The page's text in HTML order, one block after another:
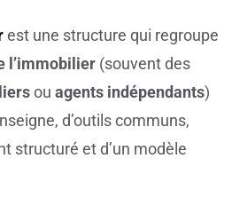
est une structure qui regroupe
l’immobilier (souvent des
ou agents indépendants)
d’outils communs,
structuré et d’un modèle